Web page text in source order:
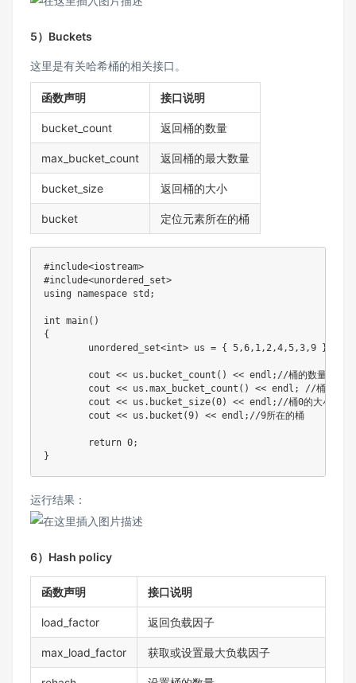
5）Buckets
这里是有关哈希桶的相关接口。
函数声明 接口说明
bucket_count 返回桶的数量
max_bucket_count 返回桶的最大数量
bucket_size 返回桶的大小
bucket 定位元素所在的桶
#include<iostream>
#include<unordered_set>
using
namespace std ;
int main( )
{
	unordered_set
<int> us = { 5,6, 1, 2,4,5,3,9 }
	cout
<< us . bucket_count ( ) << endl ; //桶的数量
	cout
<< us .max_bucket_count ( ) << endl ;
//桶的最大
	cout
<< us . bucket_size(0) << endl ; //桶0的大小
	cout
<< us . bucket (9) << endl ; //9所在的桶
return 0;
}
运行结果：
6）Hash policy
函数声明 接口说明
load_factor 返回负载因子
max_load_factor 获取或设置最大负载因子